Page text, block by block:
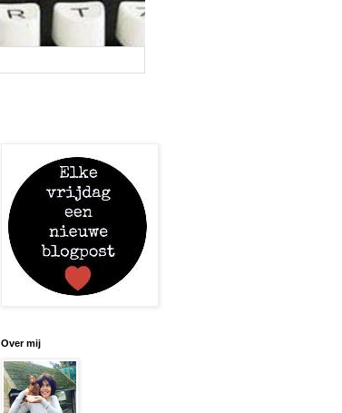
Over mij